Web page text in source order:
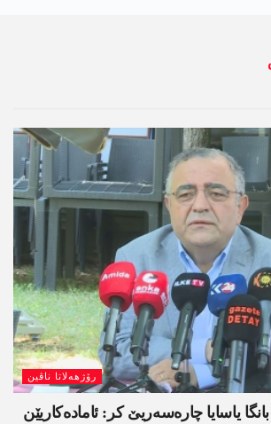
رۆژھەلاتا ناڤین
یاسایا چارەسەریێ کر: ئامادەکاریێن